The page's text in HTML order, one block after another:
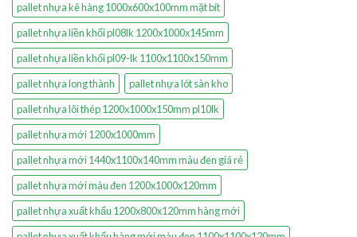
pallet nhựa kê hàng 1000x600x100mm mặt bít
pallet nhựa liền khối pl08lk 1200x1000x145mm
pallet nhựa liền khối pl09-lk 1100x1100x150mm
pallet nhựa long thành
pallet nhựa lót sàn kho
pallet nhựa lõi thép 1200x1000x150mm pl10lk
pallet nhựa mới 1200x1000mm
pallet nhựa mới 1440x1100x140mm màu đen giá rẻ
pallet nhựa mới màu đen 1200x1000x120mm
pallet nhựa xuất khẩu 1200x800x120mm hàng mới